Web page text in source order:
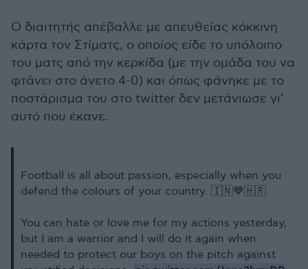
Ο διαιτητής απέβαλλε με απευθείας κόκκινη
κάρτα τον Στίματς, ο οποίος είδε το υπόλοιπο
του ματς από την κερκίδα (με την ομάδα του να
φτάνει στο άνετο 4-0) και όπως φάνηκε με το
ποστάρισμα του στο twitter δεν μετάνιωσε γι'
αυτό που έκανε.
Football is all about passion, especially when you
defend the colours of your country. 🇮🇳💙🇭🇷
You can hate or love me for my actions yesterday,
but I am a warrior and I will do it again when
needed to protect our boys on the pitch against